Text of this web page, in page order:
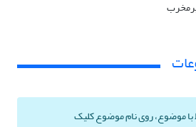
با موضوع، روی نام موضوع کلیک